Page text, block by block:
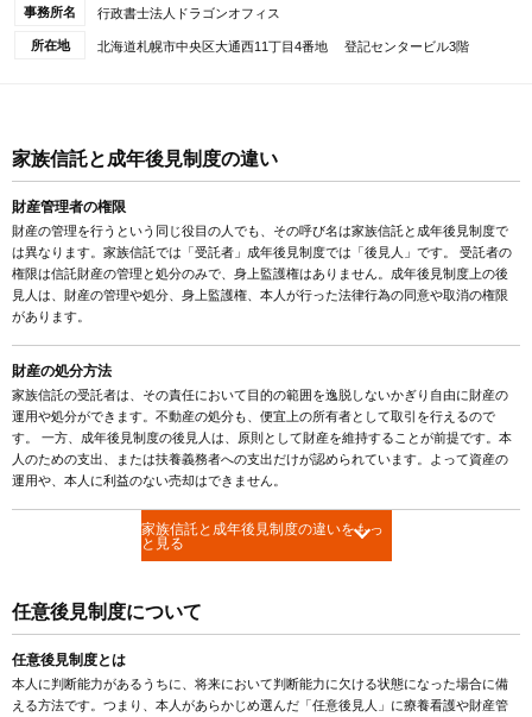
事務所名 行政書士法人ドラゴンオフィス
所在地 北海道札幌市中央区大通西11丁目4番地 登記センタービル3階
家族信託と成年後見制度の違い
財産管理者の権限
財産の管理を行うという同じ役目の人でも、その呼び名は家族信託と成年後見制度で
は異なります。家族信託では「受託者」成年後見制度では「後見人」です。 受託者の
権限は信託財産の管理と処分のみで、身上監護権はありません。成年後見制度上の後
見人は、財産の管理や処分、身上監護権、本人が行った法律行為の同意や取消の権限
があります。
財産の処分方法
家族信託の受託者は、その責任において目的の範囲を逸脱しないかぎり自由に財産の
運用や処分ができます。不動産の処分も、便宜上の所有者として取引を行えるので
す。 一方、成年後見制度の後見人は、原則として財産を維持することが前提です。本
人のための支出、または扶養義務者への支出だけが認められています。よって資産の
運用や、本人に利益のない売却はできません。
家族信託と成年後見制度の違いをもっ
と見る
任意後見制度について
任意後見制度とは
本人に判断能力があるうちに、将来において判断能力に欠ける状態になった場合に備
える方法です。つまり、本人があらかじめ選んだ「任意後見人」に療養看護や財産管